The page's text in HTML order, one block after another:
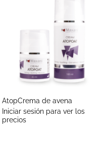
AtopCrema de avena
Iniciar sesión para ver los
precios